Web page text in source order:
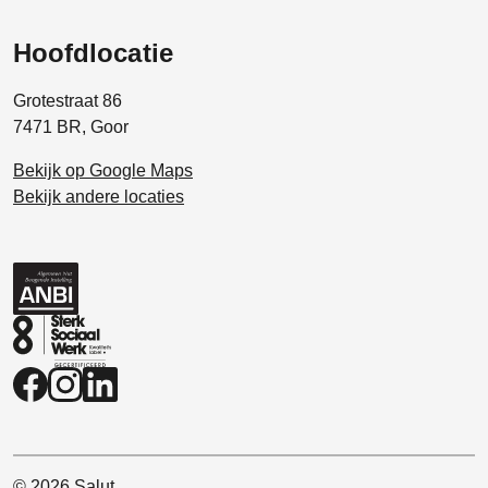
Hoofdlocatie
Grotestraat 86
7471 BR, Goor
Bekijk op Google Maps
Bekijk andere locaties